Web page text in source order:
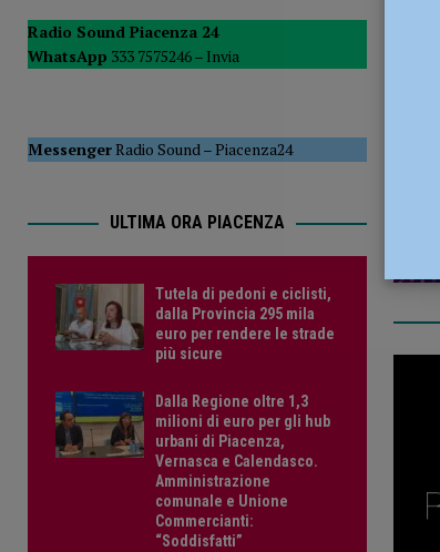
POLITICA
[ 5 Agosto 2026 ] Caldo estremo e asili nido,
Radio Sound Piacenza 24
WhatsApp 333 7575246 – Invia
MessengerRadio Sound–Piacenza24
ULTIMA ORA PIACENZA
Tutela di pedoni e ciclisti,
dalla Provincia 295 mila
euro per rendere le strade
più sicure
Dalla Regione oltre 1,3
milioni di euro per gli hub
urbani di Piacenza,
Vernasca e Calendasco.
Amministrazione
comunale e Unione
Commercianti:
“Soddisfatti”